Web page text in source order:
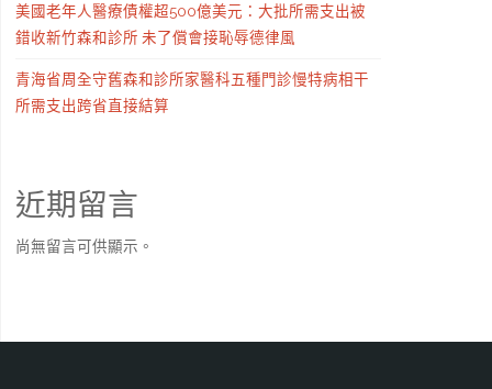
美國老年人醫療債權超500億美元：大批所需支出被
錯收新竹森和診所 未了償會接恥辱德律風
青海省周全守舊森和診所家醫科五種門診慢特病相干
所需支出跨省直接結算
近期留言
尚無留言可供顯示。